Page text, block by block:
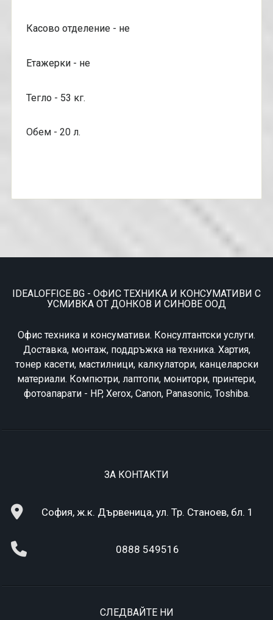
Касово отделение - не
Етажерки - не
Тегло - 53 кг.
Обем - 20 л.
IDEALOFFICE.BG - ОФИС ТЕХНИКА И КОНСУМАТИВИ С
УСМИВКА ОТ ДОНКОВ И СИНОВЕ ООД
Офис техника и консумативи. Консултантски услуги.
Доставка, монтаж, поддръжка на техника. Хартия,
тонер касети, мастилници, калкулатори, канцеларски
материали. Компютри, лаптопи, монитори, принтери,
фотоапарати - HP, Xerox, Canon, Panasonic, Toshiba.
ЗА КОНТАКТИ
София, ж.к. Дървеница, ул. Тр. Станоев, бл. 1
0888 549516
СЛЕДВАЙТЕ НИ